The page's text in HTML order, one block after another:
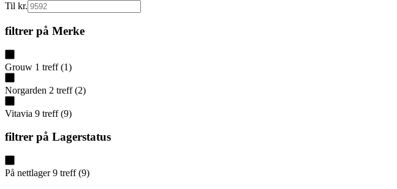
Til kr.
filtrer på Merke
Grouw 1 treff (1)
Norgarden 2 treff (2)
Vitavia 9 treff (9)
filtrer på Lagerstatus
På nettlager 9 treff (9)